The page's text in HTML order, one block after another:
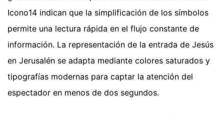
Icono14 indican que la simplificación de los símbolos
permite una lectura rápida en el flujo constante de
información. La representación de la entrada de Jesús
en Jerusalén se adapta mediante colores saturados y
tipografías modernas para captar la atención del
espectador en menos de dos segundos.